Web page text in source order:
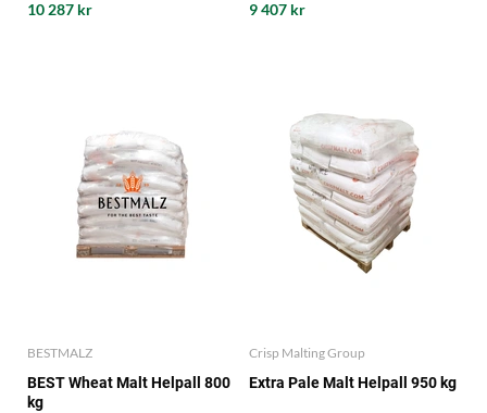
10 287 kr 9 407 kr
BESTMALZ
BEST Wheat Malt Helpall 800
kg
Crisp Malting Group
Extra Pale Malt Helpall 950 kg